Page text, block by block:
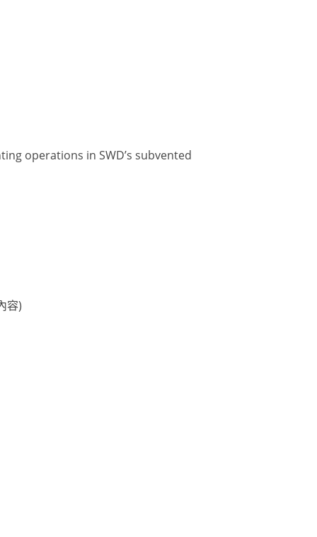
operations in SWD’s subvented
容)